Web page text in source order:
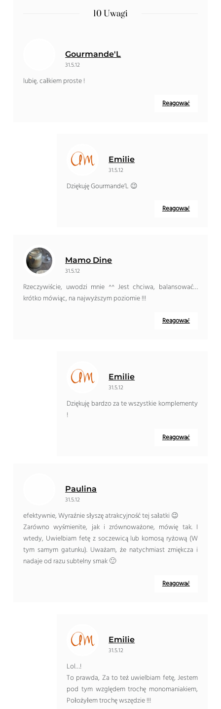
10 Uwagi
Gourmande'L
31.5.12
lubię, całkiem proste !
Reagować
Emilie
31.5.12
Dziękuję Gourmande’L 😉
Reagować
Mamo Dine
31.5.12
Rzeczywiście, uwodzi mnie ^^ Jest chciwa, balansować…
krótko mówiąc, na najwyższym poziomie !!!
Reagować
Emilie
31.5.12
Dziękuję bardzo za te wszystkie komplementy
!
Reagować
Paulina
31.5.12
efektywnie, Wyraźnie słyszę atrakcyjność tej sałatki 😉
Zarówno wyśmienite, jak i zrównoważone, mówię tak. I
wtedy, Uwielbiam fetę z soczewicą lub komosą ryżową (W
tym samym gatunku). Uważam, że natychmiast zmiękcza i
nadaje od razu subtelny smak 🙂
Reagować
Emilie
31.5.12
Lol…!
To prawda, Za to też uwielbiam fetę, Jestem
pod tym względem trochę monomaniakiem,
Położyłem trochę wszędzie !!!